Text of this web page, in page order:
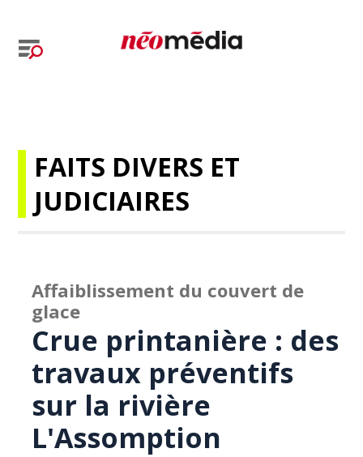
FAITS DIVERS ET
JUDICIAIRES
Affaiblissement du couvert de
glace
Crue printanière : des
travaux préventifs
sur la rivière
L'Assomption